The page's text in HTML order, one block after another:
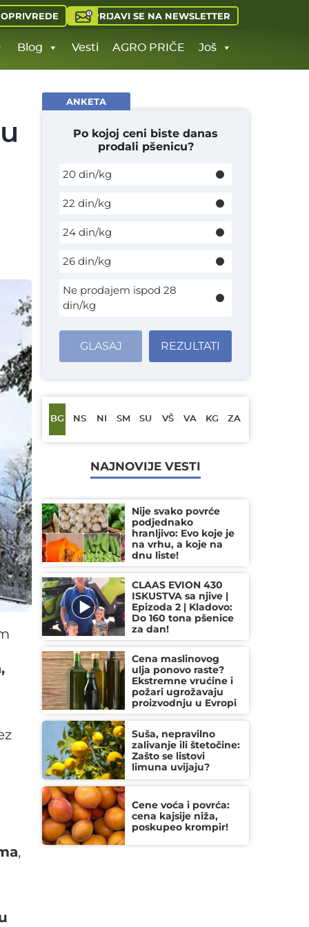
PRIJAVI SE NA NEWSLETTER
Blog Vesti AGRO PRIČE Još
,
ANKETA
Po kojoj ceni biste danas
prodali pšenicu?
20 din/kg
22 din/kg
24 din/kg
26 din/kg
Ne prodajem ispod 28
din/kg
GLASAJ REZULTATI
BG NS NI SM SU VŠ VA KG ZA
NAJNOVIJE VESTI
Nije svako povrće
podjednako
hranljivo: Evo koje je
na vrhu, a koje na
dnu liste!
CLAAS EVION 430
ISKUSTVA sa njive |
Epizoda 2 | Kladovo:
Do 160 tona pšenice
za dan!
Cena maslinovog
ulja ponovo raste?
Ekstremne vrućine i
požari ugrožavaju
proizvodnju u Evropi
Suša, nepravilno
zalivanje ili štetočine:
Zašto se listovi
limuna uvijaju?
Cene voća i povrća:
cena kajsije niža,
poskupeo krompir!